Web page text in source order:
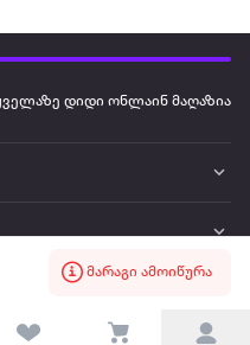
მარაგი ამოიწურა
დიდი ონლაინ მაღაზია